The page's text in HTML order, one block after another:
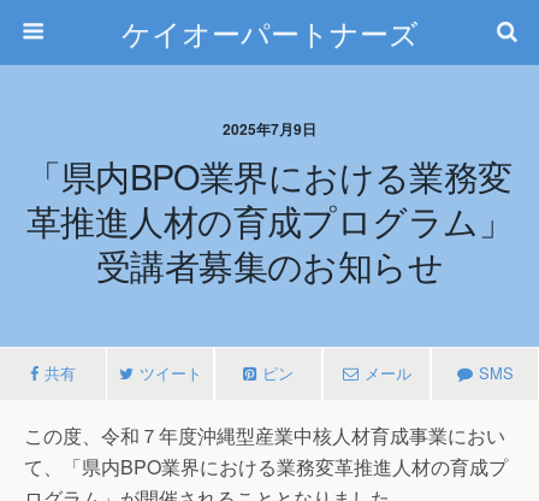
ケイオーパートナーズ
2025年7月9日
「県内BPO業界における業務変
革推進人材の育成プログラム」
受講者募集のお知らせ
共有 ツイート ピン メール SMS
この度、令和７年度沖縄型産業中核人材育成事業におい
て、「県内BPO業界における業務変革推進人材の育成プ